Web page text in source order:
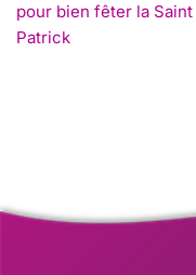
pour bien fêter la Saint
Patrick